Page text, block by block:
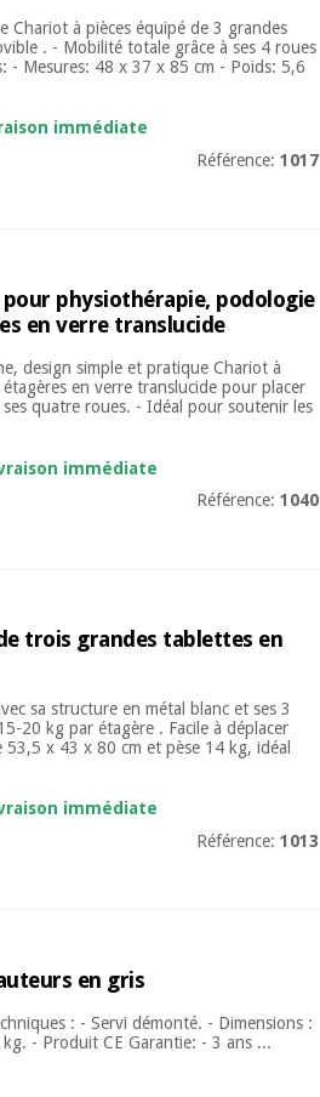
Chariot à pièces équipé de 3 grandes
. - Mobilité totale grâce à ses 4 roues
- Mesures: 48 x 37 x 85 cm - Poids: 5,6
immédiate
Référence: 1017
physiothérapie, podologie
en verre translucide
design simple et pratique Chariot à
en verre translucide pour placer
quatre roues. - Idéal pour soutenir les
immédiate
Référence: 1040
trois grandes tablettes en
sa structure en métal blanc et ses 3
20 kg par étagère . Facile à déplacer
53,5 x 43 x 80 cm et pèse 14 kg, idéal
immédiate
Référence: 1013
en gris
: - Servi démonté. - Dimensions :
- Produit CE Garantie: - 3 ans ...